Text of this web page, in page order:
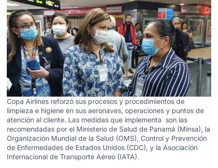
Copa Airlines reforzó sus procesos y procedimientos de
limpieza e higiene en sus aeronaves, operaciones y puntos de
atención al cliente. Las medidas que implementa son las
recomendadas por el Ministerio de Salud de Panamá (Minsa), la
Organización Mundial de la Salud (OMS), Control y Prevención
de Enfermedades de Estados Unidos (CDC), y la Asociación
Internacional de Transporte Aéreo (IATA).